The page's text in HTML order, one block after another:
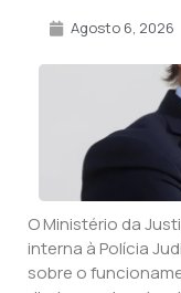
Agosto 6, 2026
O Ministério da
interna à Polícia
sobre o